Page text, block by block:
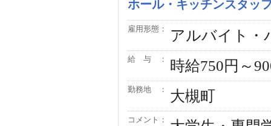
ホール・キッチンスタッ
雇用形態： アルバイト・
給 与 ： 時給750円～
勤務地 ： 大槻町
コメント：